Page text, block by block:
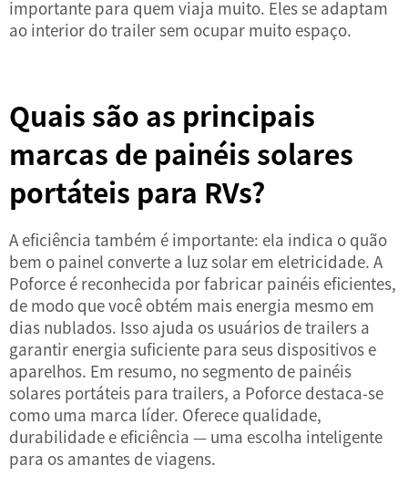
importante para quem viaja muito. Eles se adaptam
ao interior do trailer sem ocupar muito espaço.
Quais são as principais
marcas de painéis solares
portáteis para RVs?
A eficiência também é importante: ela indica o quão
bem o painel converte a luz solar em eletricidade. A
Poforce é reconhecida por fabricar painéis eficientes,
de modo que você obtém mais energia mesmo em
dias nublados. Isso ajuda os usuários de trailers a
garantir energia suficiente para seus dispositivos e
aparelhos. Em resumo, no segmento de painéis
solares portáteis para trailers, a Poforce destaca-se
como uma marca líder. Oferece qualidade,
durabilidade e eficiência — uma escolha inteligente
para os amantes de viagens.